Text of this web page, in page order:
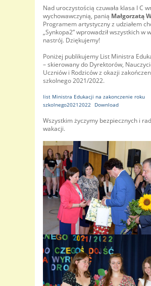
Nad uroczystością czuwała klasa I C
wychowawczynią, panią Małgorzatą
Programem artystyczny z udziałem
„Synkopa2” wprowadził wszystkich w
nastrój. Dziękujemy!
Poniżej publikujemy List Ministra
– skierowany do Dyrektorów,
Uczniów i Rodziców z okazji
szkolnego 2021/2022.
list Ministra Edukacji na zakonczenie roku
szkolnego20212022
Download
Wszystkim życzymy bezpiecznych i
wakacji.